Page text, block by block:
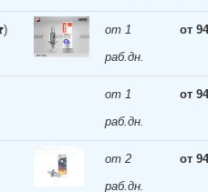
)
от 1
раб.дн.
от
от 1
раб.дн.
от
от 2
раб.дн.
от